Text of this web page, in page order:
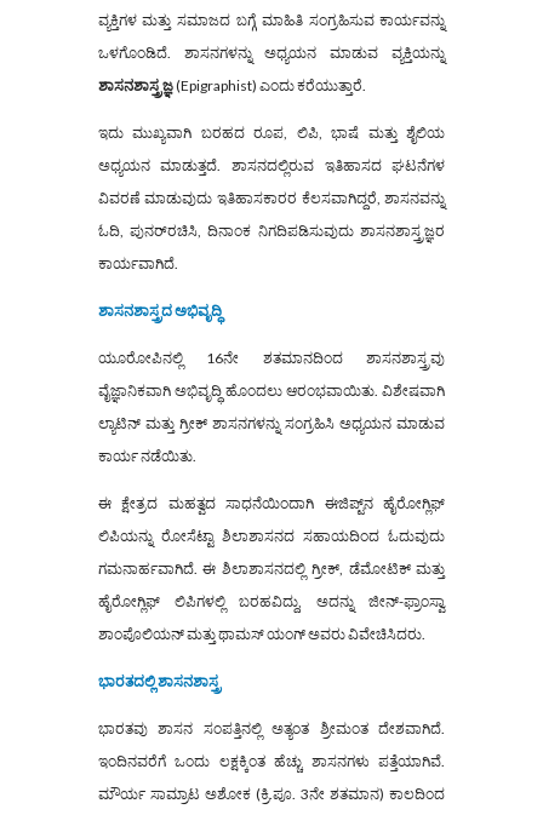
ವ್ಯಕ್ತಿಗಳ ಮತ್ತು ಸಮಾಜದ ಬಗ್ಗೆ ಮಾಹಿತಿ ಸಂಗ್ರಹಿಸುವ ಕಾರ್ಯವನ್ನು
ಒಳಗೊಂಡಿದೆ. ಶಾಸನಗಳನ್ನು ಅಧ್ಯಯನ ಮಾಡುವ ವ್ಯಕ್ತಿಯನ್ನು
ಶಾಸನಶಾಸ್ತ್ರಜ್ಞ(Epigraphist) ಎಂದು ಕರೆಯುತ್ತಾರೆ.
ಇದು ಮುಖ್ಯವಾಗಿ ಬರಹದ ರೂಪ, ಲಿಪಿ, ಭಾಷೆ ಮತ್ತು ಶೈಲಿಯ
ಅಧ್ಯಯನ ಮಾಡುತ್ತದೆ. ಶಾಸನದಲ್ಲಿರುವ ಇತಿಹಾಸದ ಘಟನೆಗಳ
ವಿವರಣೆ ಮಾಡುವುದು ಇತಿಹಾಸಕಾರರ ಕೆಲಸವಾಗಿದ್ದರೆ, ಶಾಸನವನ್ನು
ಓದಿ, ಪುನರ್‌ರಚಿಸಿ, ದಿನಾಂಕ ನಿಗದಿಪಡಿಸುವುದು ಶಾಸನಶಾಸ್ತ್ರಜ್ಞರ
ಕಾರ್ಯವಾಗಿದೆ.
ಶಾಸನಶಾಸ್ತ್ರದ ಅಭಿವೃದ್ಧಿ
ಯೂರೋಪಿನಲ್ಲಿ 16ನೇ ಶತಮಾನದಿಂದ ಶಾಸನಶಾಸ್ತ್ರವು
ವೈಜ್ಞಾನಿಕವಾಗಿ ಅಭಿವೃದ್ಧಿ ಹೊಂದಲು ಆರಂಭವಾಯಿತು. ವಿಶೇಷವಾಗಿ
ಲ್ಯಾಟಿನ್ ಮತ್ತು ಗ್ರೀಕ್ ಶಾಸನಗಳನ್ನು ಸಂಗ್ರಹಿಸಿ ಅಧ್ಯಯನ ಮಾಡುವ
ಕಾರ್ಯ ನಡೆಯಿತು.
ಈ ಕ್ಷೇತ್ರದ ಮಹತ್ವದ ಸಾಧನೆಯಿಂದಾಗಿ ಈಜಿಪ್ಟ್‌ನ ಹೈರೋಗ್ಲಿಫ್
ಲಿಪಿಯನ್ನು ರೋಸೆಟ್ಟಾ ಶಿಲಾಶಾಸನದ ಸಹಾಯದಿಂದ ಓದುವುದು
ಗಮನಾರ್ಹವಾಗಿದೆ. ಈ ಶಿಲಾಶಾಸನದಲ್ಲಿ ಗ್ರೀಕ್, ಡೆಮೋಟಿಕ್ ಮತ್ತು
ಹೈರೋಗ್ಲಿಫ್ ಲಿಪಿಗಳಲ್ಲಿ ಬರಹವಿದ್ದು, ಅದನ್ನು ಜೀನ್-ಫ್ರಾಂಸ್ವಾ
ಶಾಂಪೊಲಿಯನ್ ಮತ್ತು ಥಾಮಸ್ ಯಂಗ್ ಅವರು ವಿವೇಚಿಸಿದರು.
ಭಾರತದಲ್ಲಿ ಶಾಸನಶಾಸ್ತ್ರ
ಭಾರತವು ಶಾಸನ ಸಂಪತ್ತಿನಲ್ಲಿ ಅತ್ಯಂತ ಶ್ರೀಮಂತ ದೇಶವಾಗಿದೆ.
ಇಂದಿನವರೆಗೆ ಒಂದು ಲಕ್ಷಕ್ಕಿಂತ ಹೆಚ್ಚು ಶಾಸನಗಳು ಪತ್ತೆಯಾಗಿವೆ.
ಮೌರ್ಯ ಸಾಮ್ರಾಟ ಅಶೋಕ (ಕ್ರಿ.ಪೂ. 3ನೇ ಶತಮಾನ) ಕಾಲದಿಂದ